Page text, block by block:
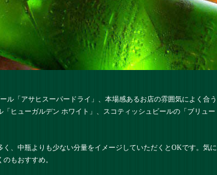
ル「アサヒスーパードライ」、本場感あるお店の雰囲気によく合う
ヒューガルデン ホワイト」、スコティッシュビールの「ブリュー
、中瓶よりも少ない分量をイメージしていただくとOKです。気に
もおすすめ。